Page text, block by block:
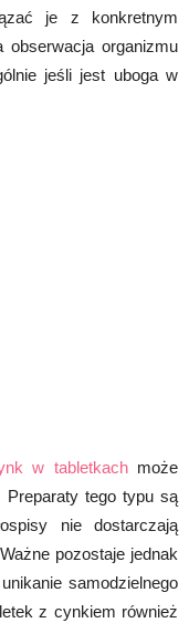
je z konkretnym
obserwacja organizmu
jeśli jest uboga w
w tabletkachmoże
Preparaty tego typu są
nie dostarczają
pozostaje jednak
samodzielnego
z cynkiem również